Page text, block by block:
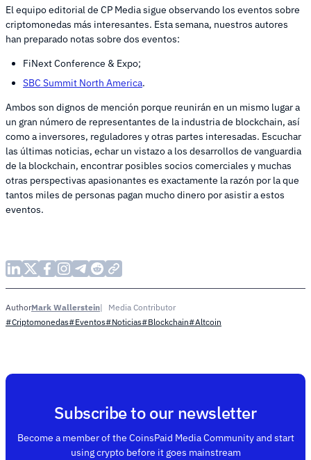
El equipo editorial de CP Media sigue observando los eventos sobre
criptomonedas más interesantes. Esta semana, nuestros autores
han preparado notas sobre dos eventos:
FiNext Conference & Expo;
SBC Summit North America.
Ambos son dignos de mención porque reunirán en un mismo lugar a
un gran número de representantes de la industria de blockchain, así
como a inversores, reguladores y otras partes interesadas. Escuchar
las últimas noticias, echar un vistazo a los desarrollos de vanguardia
de la blockchain, encontrar posibles socios comerciales y muchas
otras perspectivas apasionantes es exactamente la razón por la que
tantos miles de personas pagan mucho dinero por asistir a estos
eventos.
AuthorMark Wallerstein
Media Contributor
#Criptomonedas#Eventos#Noticias#Blockchain#Altcoin
Subscribe to our newsletter
Become a member of the CoinsPaid Media Community and start
using crypto before it goes mainstream